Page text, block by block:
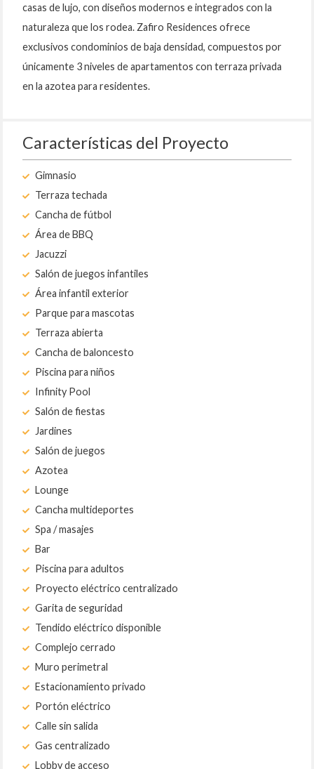
casas de lujo, con diseños modernos e integrados con la
naturaleza que los rodea. Zafiro Residences ofrece
exclusivos condominios de baja densidad, compuestos por
únicamente 3 niveles de apartamentos con terraza privada
en la azotea para residentes.
Características del Proyecto
Gimnasio
Terraza techada
Cancha de fútbol
Área de BBQ
Jacuzzi
Salón de juegos infantiles
Área infantil exterior
Parque para mascotas
Terraza abierta
Cancha de baloncesto
Piscina para niños
Infinity Pool
Salón de fiestas
Jardines
Salón de juegos
Azotea
Lounge
Cancha multideportes
Spa / masajes
Bar
Piscina para adultos
Proyecto eléctrico centralizado
Garita de seguridad
Tendido eléctrico disponible
Complejo cerrado
Muro perimetral
Estacionamiento privado
Portón eléctrico
Calle sin salida
Gas centralizado
Lobby de acceso